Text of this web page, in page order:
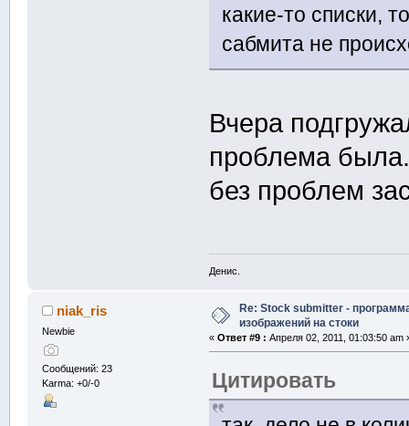
какие-то списки,
сабмита не
Вчера
проблема
без проблем
Денис.
niak_ris
Newbie
Сообщений: 23
Karma: +0/-0
Re: Stock submitter -
изображений на стоки
«Ответ #9 : Апреля 02, 2011, 01:03:50 am
Цитировать